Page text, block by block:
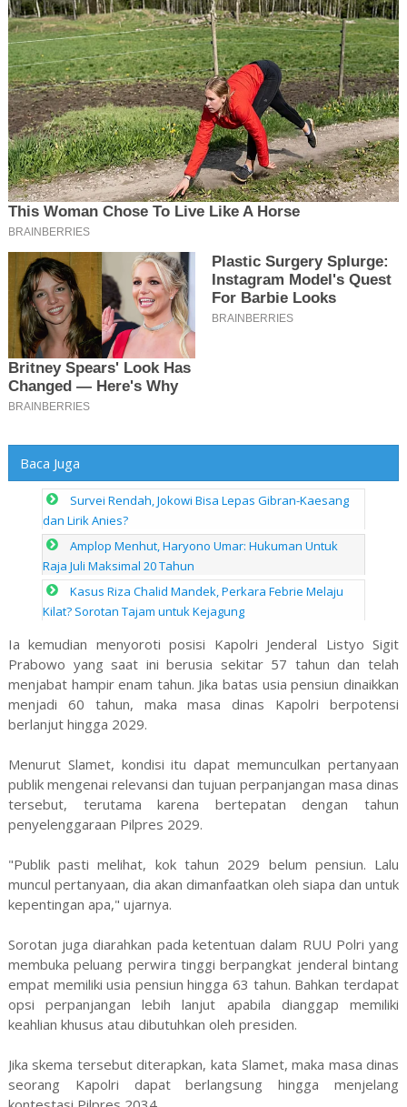
Baca Juga
Survei Rendah, Jokowi Bisa Lepas Gibran-Kaesang
dan Lirik Anies?
Amplop Menhut, Haryono Umar: Hukuman Untuk
Raja Juli Maksimal 20 Tahun
Kasus Riza Chalid Mandek, Perkara Febrie Melaju
Kilat? Sorotan Tajam untuk Kejagung
Ia kemudian menyoroti posisi Kapolri Jenderal Listyo Sigit
Prabowo yang saat ini berusia sekitar 57 tahun dan telah
menjabat hampir enam tahun. Jika batas usia pensiun dinaikkan
menjadi 60 tahun, maka masa dinas Kapolri berpotensi
berlanjut hingga 2029.
Menurut Slamet, kondisi itu dapat memunculkan pertanyaan
publik mengenai relevansi dan tujuan perpanjangan masa dinas
tersebut, terutama karena bertepatan dengan tahun
penyelenggaraan Pilpres 2029.
"Publik pasti melihat, kok tahun 2029 belum pensiun. Lalu
muncul pertanyaan, dia akan dimanfaatkan oleh siapa dan untuk
kepentingan apa," ujarnya.
Sorotan juga diarahkan pada ketentuan dalam RUU Polri yang
membuka peluang perwira tinggi berpangkat jenderal bintang
empat memiliki usia pensiun hingga 63 tahun. Bahkan terdapat
opsi perpanjangan lebih lanjut apabila dianggap memiliki
keahlian khusus atau dibutuhkan oleh presiden.
Jika skema tersebut diterapkan, kata Slamet, maka masa dinas
seorang Kapolri dapat berlangsung hingga menjelang